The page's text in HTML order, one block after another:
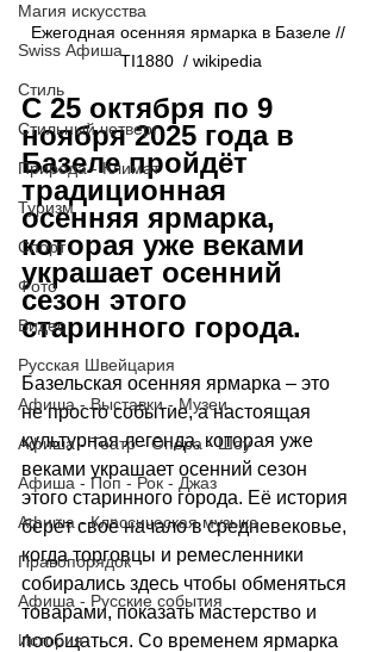
Магия искусства
Swiss Афиша
Стиль
Стильный четверг
Природа - Климат
Туризм
Спорт
Фото
Видео
Русская Швейцария
Афиша - Выставки - Музеи
Афиша - Театр - Опера - Шоу
Афиша - Поп - Рок - Джаз
Афиша - Классическая музыка
Правопорядок
Афиша - Русские события
История
Ежегодная осенняя ярмарка в Базеле //
TI1880  / wikipedia
С 25 октября по 9
ноября 2025 года в
Базеле пройдёт
традиционная
осенняя ярмарка,
которая уже веками
украшает осенний
сезон этого
старинного города.
Базельская осенняя ярмарка – это
не просто событие, а настоящая
культурная легенда, которая уже
веками украшает осенний сезон
этого старинного города. Её история
берёт своё начало в средневековье,
когда торговцы и ремесленники
собирались здесь чтобы обменяться
товарами, показать мастерство и
пообщаться. Со временем ярмарка